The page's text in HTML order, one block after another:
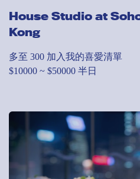
House Studio at
Kong
多至 300 加入我的喜愛清單
$10000 ~ $50000 半日